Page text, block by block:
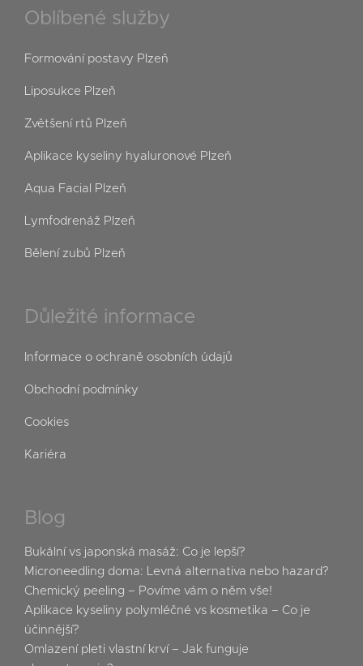
Oblíbené služby
Formování postavy Plzeň
Liposukce Plzeň
Zvětšení rtů Plzeň
Aplikace kyseliny hyaluronové Plzeň
Aqua Facial Plzeň
Lymfodrenáž Plzeň
Bělení zubů Plzeň
Důležité informace
Informace o ochraně osobních údajů
Obchodní podmínky
Cookies
Kariéra
Blog
Bukální vs japonská masáž: Co je lepší?
Microneedling doma: Levná alternativa nebo hazard?
Chemický peeling – Povíme vám o něm vše!
Aplikace kyseliny polymléčné vs kosmetika – Co je
účinnější?
Omlazení pleti vlastní krví – Jak funguje